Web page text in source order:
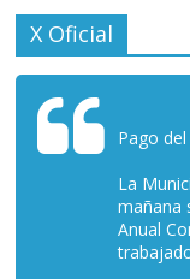
X Oficial
Pago
La
mañana
Anual